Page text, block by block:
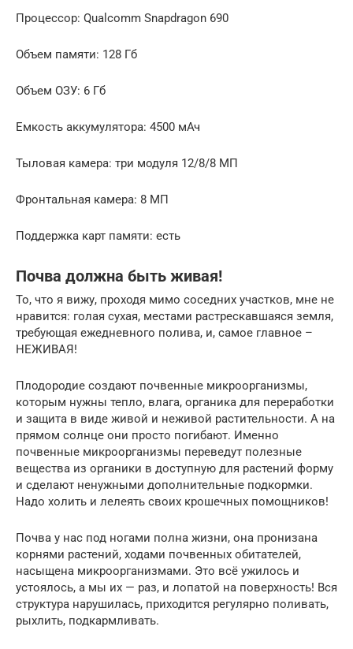
Процессор: Qualcomm Snapdragon 690
Объем памяти: 128 Гб
Объем ОЗУ: 6 Гб
Емкость аккумулятора: 4500 мАч
Тыловая камера: три модуля 12/8/8 МП
Фронтальная камера: 8 МП
Поддержка карт памяти: есть
Почва должна быть живая!
То, что я вижу, проходя мимо соседних участков, мне не
нравится: голая сухая, местами растрескавшаяся земля,
требующая ежедневного полива, и, самое главное –
НЕЖИВАЯ!
Плодородие создают почвенные микроорганизмы,
которым нужны тепло, влага, органика для переработки
и защита в виде живой и неживой растительности. А на
прямом солнце они просто погибают. Именно
почвенные микроорганизмы переведут полезные
вещества из органики в доступную для растений форму
и сделают ненужными дополнительные подкормки.
Надо холить и лелеять своих крошечных помощников!
Почва у нас под ногами полна жизни, она пронизана
корнями растений, ходами почвенных обитателей,
насыщена микроорганизмами. Это всё ужилось и
устоялось, а мы их — раз, и лопатой на поверхность! Вся
структура нарушилась, приходится регулярно поливать,
рыхлить, подкармливать.